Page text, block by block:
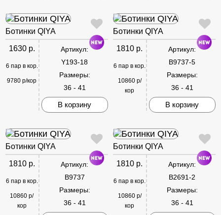
Ботинки QIYA
1630 р.
6 пар в кор.
9780 р/кор
Артикул:
Y193-18
Размеры:
36 - 41
В корзину
Ботинки QIYA
1810 р.
6 пар в кор.
10860 р/
кор
Артикул:
B9737-5
Размеры:
36 - 41
В корзину
Ботинки QIYA
1810 р.
6 пар в кор.
10860 р/
кор
Артикул:
B9737
Размеры:
36 - 41
Ботинки QIYA
1810 р.
6 пар в кор.
10860 р/
кор
Артикул:
B2691-2
Размеры:
36 - 41